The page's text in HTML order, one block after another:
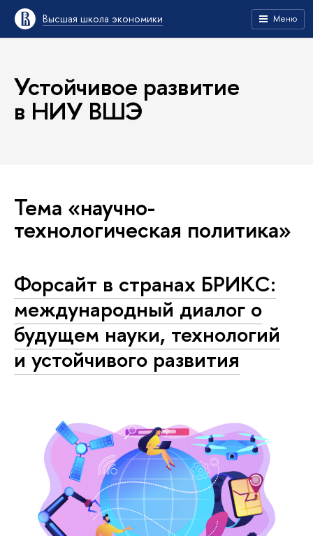
Высшая школа экономики Меню
Устойчивое развитие
в НИУ ВШЭ
Тема «научно-
технологическая политика»
Форсайт в странах БРИКС:
международный диалог о
будущем науки, технологий
и устойчивого развития